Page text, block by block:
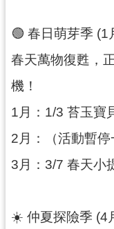
商
回
頁
網
導
政
🟢 春日萌芽季
春天萬物復甦，
機！
1月：1/3 苔玉寶
2月：（活動暫停
3月：3/7 春天小
☀️ 仲夏探險季 (4